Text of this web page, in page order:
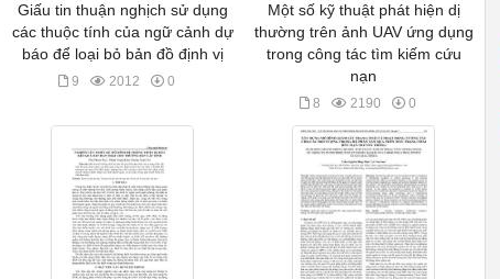
Giấu tin thuận nghịch sử dụng
các thuộc tính của ngữ cảnh dự
báo để loại bỏ bản đồ định vị
9 2012 0
Một số kỹ thuật phát hiện dị
thường trên ảnh UAV ứng dụng
trong công tác tìm kiếm cứu
nạn
8 2190 0